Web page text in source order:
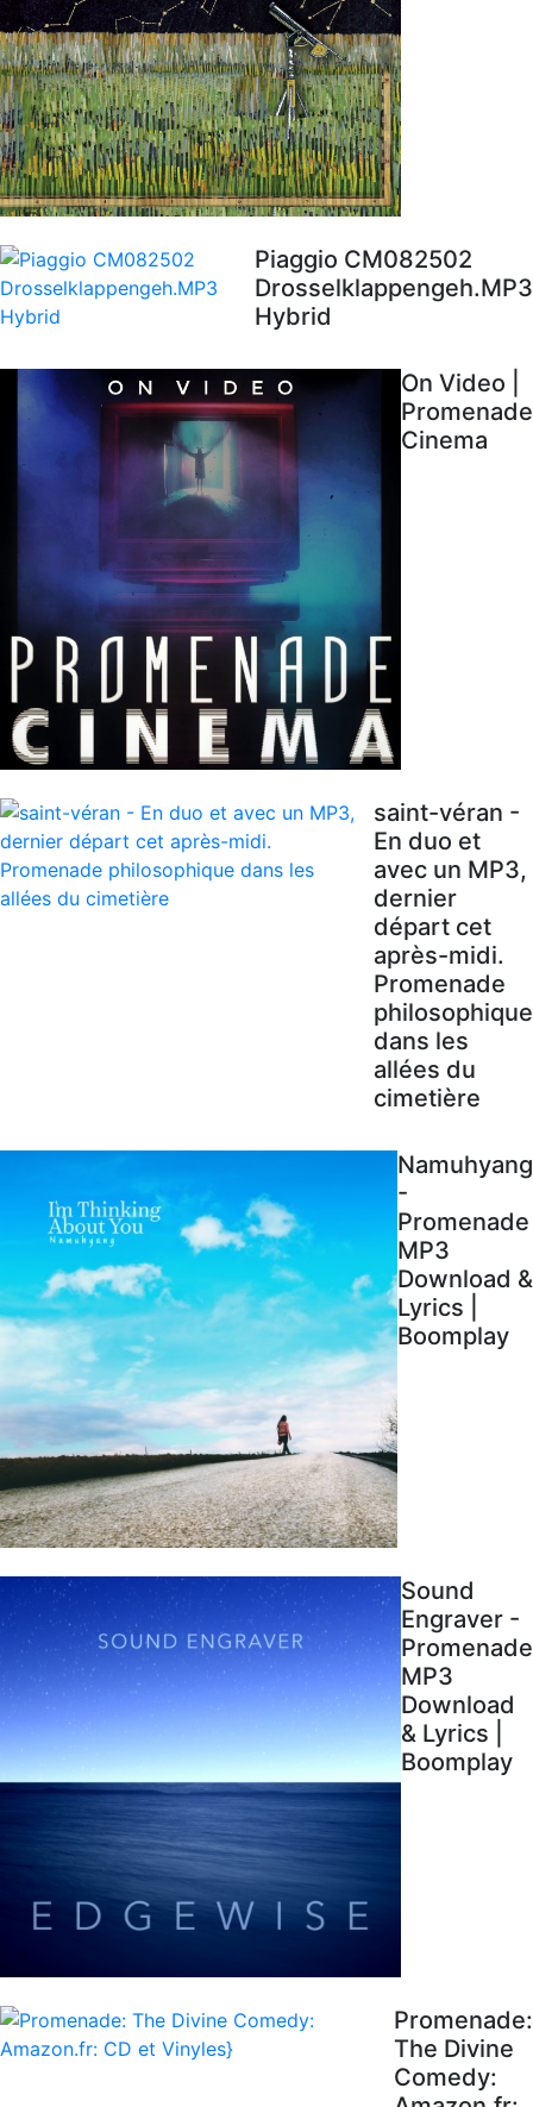
Piaggio CM082502
Drosselklappengeh.MP3
Hybrid
On Video |
Promenade
Cinema
saint-véran -
En duo et
avec un MP3,
dernier
départ cet
après-midi.
Promenade
philosophique
dans les
allées du
cimetière
Namuhyang
-
Promenade
MP3
Download &
Lyrics |
Boomplay
Sound
Engraver -
Promenade
MP3
Download
& Lyrics |
Boomplay
Promenade:
The Divine
Comedy: